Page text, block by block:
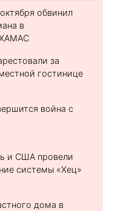
обвинил
в
за
гостинице
война с
и США провели
системы «Хец»
дома в